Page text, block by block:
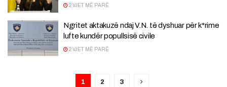
2 VJET MË PARË
Ngritet aktakuzë ndaj V.N. të dyshuar për k*rime
lufte kundër popullsisë civile
2 VJET MË PARË
1 2 3